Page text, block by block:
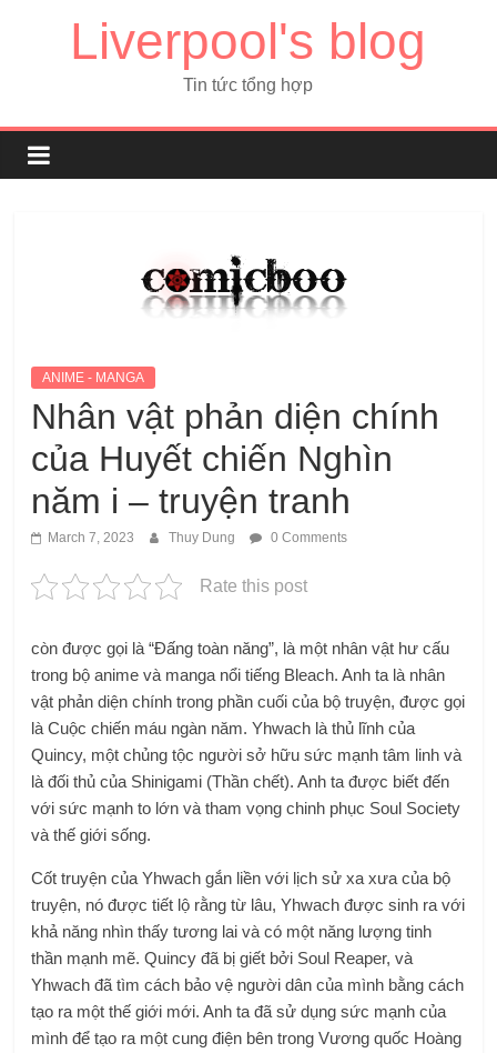
Liverpool's blog
Tin tức tổng hợp
ANIME - MANGA
Nhân vật phản diện chính
của Huyết chiến Nghìn
năm i – truyện tranh
March 7, 2023 Thuy Dung 0 Comments
Rate this post
còn được gọi là “Đấng toàn năng”, là một nhân vật hư cấu
trong bộ anime và manga nổi tiếng Bleach. Anh ta là nhân
vật phản diện chính trong phần cuối của bộ truyện, được gọi
là Cuộc chiến máu ngàn năm. Yhwach là thủ lĩnh của
Quincy, một chủng tộc người sở hữu sức mạnh tâm linh và
là đối thủ của Shinigami (Thần chết). Anh ta được biết đến
với sức mạnh to lớn và tham vọng chinh phục Soul Society
và thế giới sống.
Cốt truyện của Yhwach gắn liền với lịch sử xa xưa của bộ
truyện, nó được tiết lộ rằng từ lâu, Yhwach được sinh ra với
khả năng nhìn thấy tương lai và có một năng lượng tinh
thần mạnh mẽ. Quincy đã bị giết bởi Soul Reaper, và
Yhwach đã tìm cách bảo vệ người dân của mình bằng cách
tạo ra một thế giới mới. Anh ta đã sử dụng sức mạnh của
mình để tạo ra một cung điện bên trong Vương quốc Hoàng